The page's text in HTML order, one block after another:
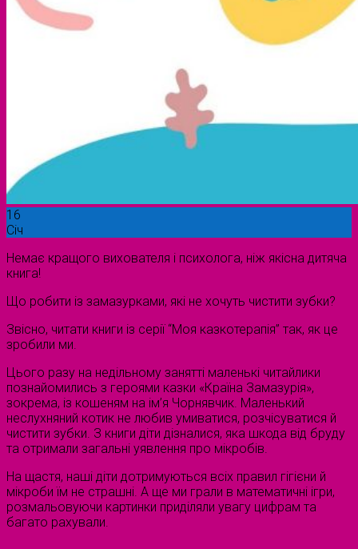
16
Січ
Немає кращого вихователя і психолога, ніж якісна дитяча
книга!
Що робити із замазурками, які не хочуть чистити зубки?
Звісно, читати книги із серії “Моя казкотерапія” так, як це
зробили ми.
Цього разу на недільному занятті маленькі читайлики
познайомились з героями казки «Країна Замазурія»,
зокрема, із кошеням на ім’я Чорнявчик. Маленький
неслухняний котик не любив умиватися, розчісуватися й
чистити зубки. З книги діти дізналися, яка шкода від бруду
та отримали загальні уявлення про мікробів.
На щастя, наші діти дотримуються всіх правил гігієни й
мікроби їм не страшні. А ще ми грали в математичні ігри,
розмальовуючи картинки приділяли увагу цифрам та
багато рахували.